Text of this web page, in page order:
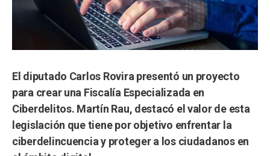
El diputado Carlos Rovira presentó un proyecto
para crear una Fiscalía Especializada en
Ciberdelitos. Martín Rau, destacó el valor de esta
legislación que tiene por objetivo enfrentar la
ciberdelincuencia y proteger a los ciudadanos en